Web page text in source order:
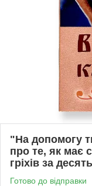
"На допомогу
про те, як має
гріхів за
Готово до відправки